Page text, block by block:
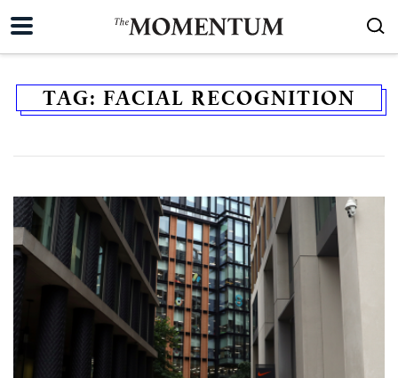
TAG: FACIAL RECOGNITION